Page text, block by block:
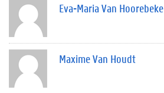
Eva-Maria Van Hoorebeke
Maxime Van Houdt